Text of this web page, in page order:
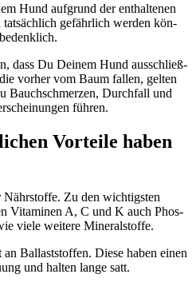
Hund auf­grund der ent­hal­te­nen
tat­säch­lich gefähr­lich wer­den kön­
dass Du Dei­nem Hund aus­schließ­
vor­her vom Baum fal­len, gel­ten
Bauch­schmer­zen, Durch­fall und
füh­ren.
Vor­tei­le haben
Zu den wich­tigs­ten
Vit­ami­nen A, C und K auch Phos­
vie­le wei­te­re Mine­ral­stof­fe.
Bal­last­stof­fen. Die­se haben einen
und hal­ten lan­ge satt.